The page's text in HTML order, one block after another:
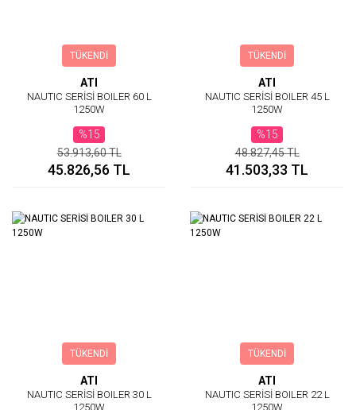
TÜKENDİ
ATI
NAUTIC SERİSİ BOILER 60 L
1250W
%15
45.826,56 TL
53.913,60 TL
TÜKENDİ
ATI
NAUTIC SERİSİ BOILER 45 L
1250W
%15
41.503,33 TL
48.827,45 TL
TÜKENDİ
ATI
NAUTIC SERİSİ BOILER 30 L
1250W
TÜKENDİ
ATI
NAUTIC SERİSİ BOILER 22 L
1250W